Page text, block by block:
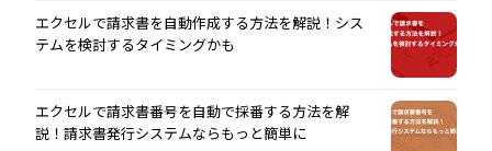
エクセルで請求書を自動作成する方法を解説！シス
テムを検討するタイミングかも
エクセルで請求書番号を自動で採番する方法を解
説！請求書発行システムならもっと簡単に